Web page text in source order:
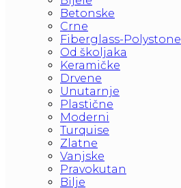
Betonske
Crne
Fiberglass-Polystone
Od školjaka
Keramičke
Drvene
Unutarnje
Plastične
Moderni
Turquise
Zlatne
Vanjske
Pravokutan
Bilje